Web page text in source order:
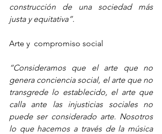
construcción de una sociedad más
justa y equitativa”.
Arte y  compromiso social
“Consideramos que el arte que no
genera conciencia social, el arte que no
transgrede lo establecido, el arte que
calla ante las injusticias sociales no
puede ser considerado arte. Nosotros
lo que hacemos a través de la música